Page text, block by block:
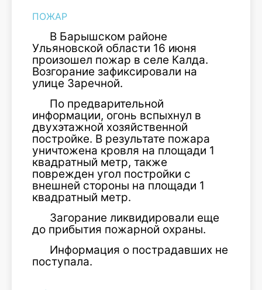
ПОЖАР
В Барышском районе
Ульяновской области 16 июня
произошел пожар в селе Калда.
Возгорание зафиксировали на
улице Заречной.
По предварительной
информации, огонь вспыхнул в
двухэтажной хозяйственной
постройке. В результате пожара
уничтожена кровля на площади 1
квадратный метр, также
поврежден угол постройки с
внешней стороны на площади 1
квадратный метр.
Загорание ликвидировали еще
до прибытия пожарной охраны.
Информация о пострадавших не
поступала.